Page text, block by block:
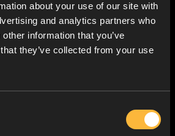
about your use of our site with
and analytics partners who
information that you’ve
they’ve collected from your use